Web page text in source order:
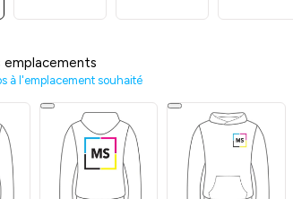
emplacements
à l'emplacement souhaité